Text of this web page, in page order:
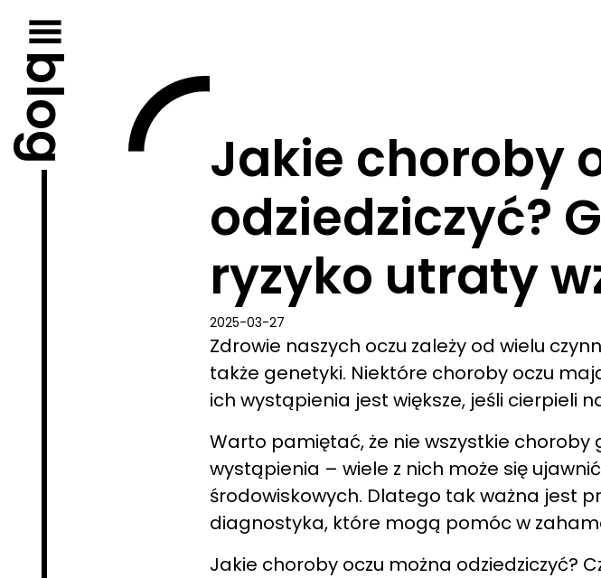
treści
blog
Jakie choroby
odziedziczyć?
ryzyko utraty
2025-03-27
Zdrowie naszych oczu zależy od wielu
także genetyki. Niektóre choroby oczu
ich wystąpienia jest większe, jeśli cierpieli
Warto pamiętać, że nie wszystkie
wystąpienia – wiele z nich może się
środowiskowych. Dlatego tak ważna jest
diagnostyka, które mogą pomóc w
Jakie choroby oczu można odziedziczyć?